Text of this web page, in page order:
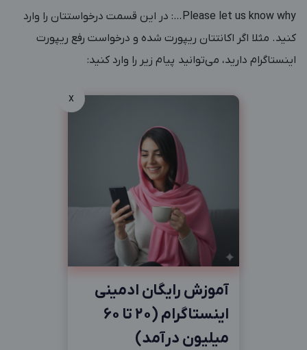
Please let us know why…: در این قسمت درخواستتان را وارد
کنید. مثلا اگر اکانتتان ریپورت شده و درخواست رفع ریپورت
اینستاگرام دارید، می‌توانید پیام زیر را وارد کنید:
x
آموزش رایگان ادمینی
اینستاگرام (20 تا 60
میلیون درآمد)